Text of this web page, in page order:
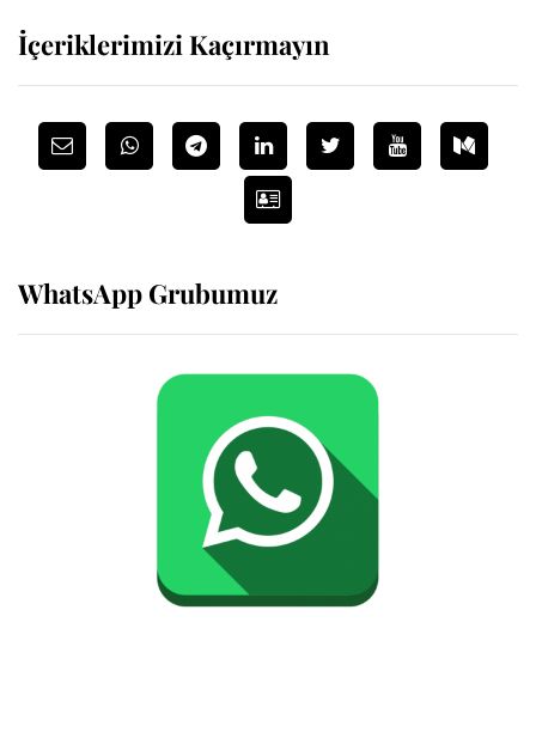
İçeriklerimizi Kaçırmayın
WhatsApp Grubumuz